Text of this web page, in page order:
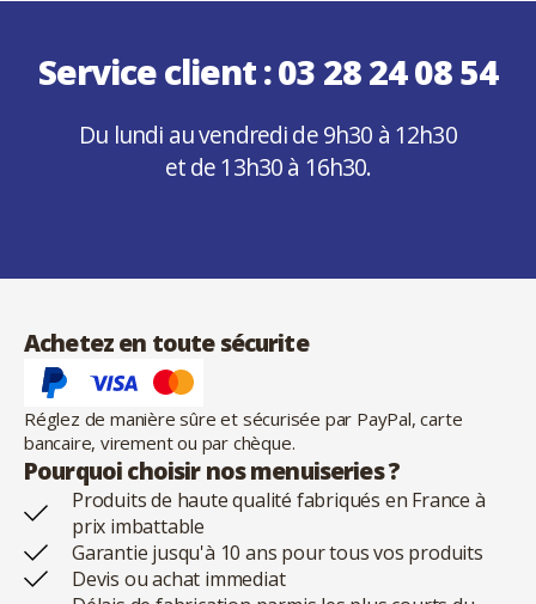
Service client :03 28 24 08 54
Du lundi au vendredi de 9h30 à 12h30
et de 13h30 à 16h30.
Achetez en toute sécurite
Réglez de manière sûre et sécurisée par PayPal, carte
bancaire, virement ou par chèque.
Pourquoi choisir nos menuiseries ?
Produits de haute qualité fabriqués en France à
prix imbattable
Garantie jusqu'à 10 ans pour tous vos produits
Devis ou achat immediat